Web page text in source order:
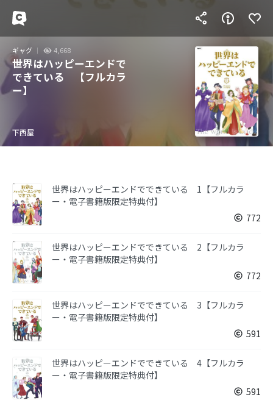
ギャグ 4,668
世界はハッピーエンドで
できている 【フルカラ
ー】
下西屋
世界はハッピーエンドでできている 1【フルカラ
ー・電子書籍版限定特典付】
772
世界はハッピーエンドでできている 2【フルカラ
ー・電子書籍版限定特典付】
772
世界はハッピーエンドでできている 3【フルカラ
ー・電子書籍版限定特典付】
591
世界はハッピーエンドでできている 4【フルカラ
ー・電子書籍版限定特典付】
591